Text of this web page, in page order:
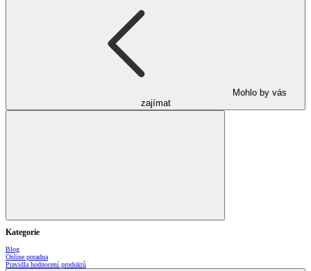
Mohlo by vás
zajímat
Kategorie
Blog
Online poradna
Pravidla hodnocení produktů